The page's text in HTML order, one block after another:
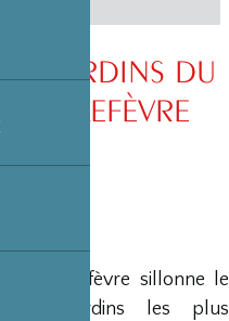
JARDINS DU
LEFÈVRE
Lefèvre sillonne le
les jardins les plus